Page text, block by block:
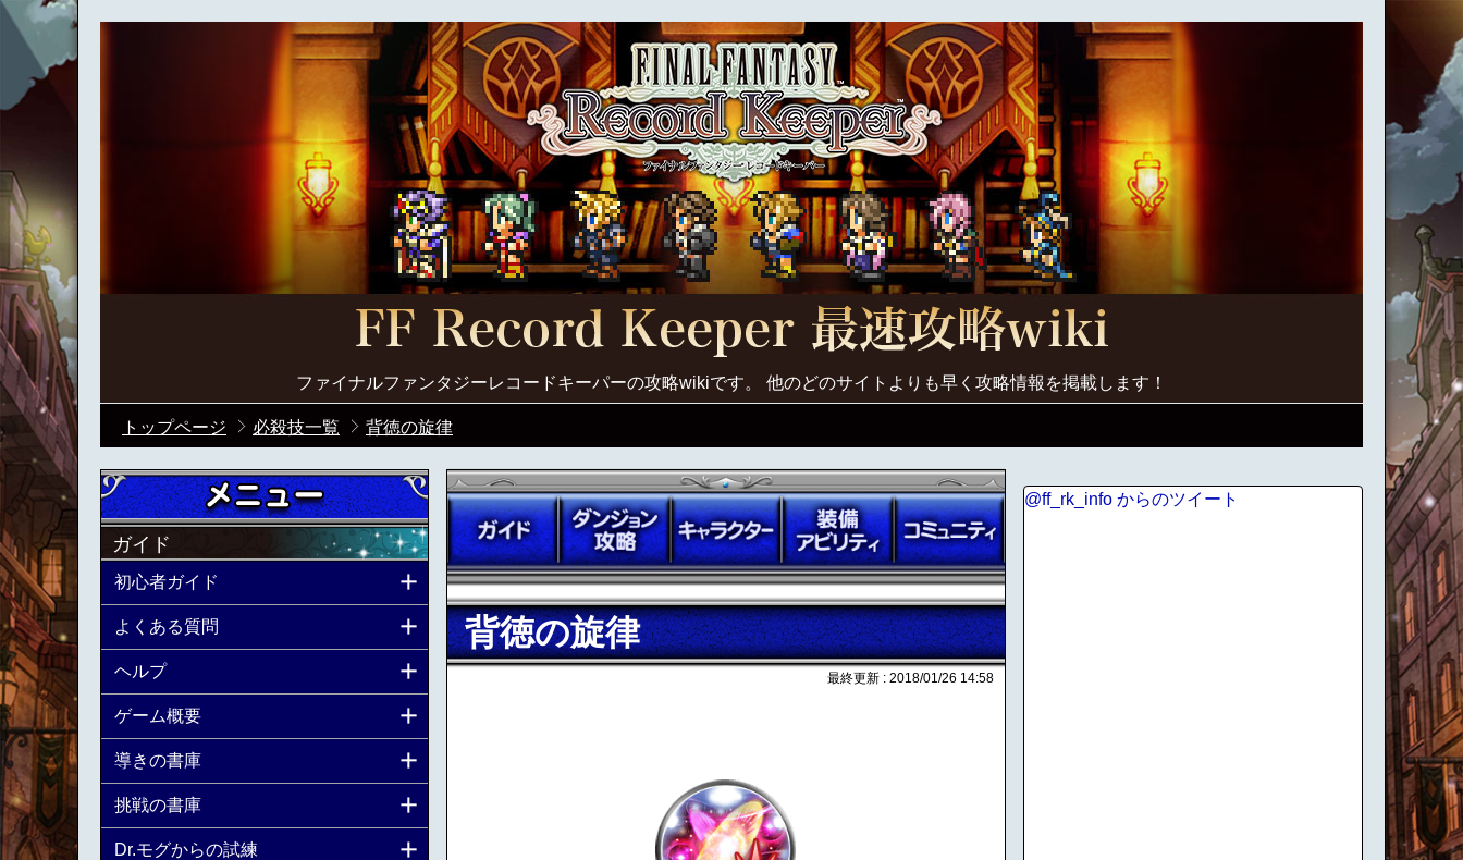
ファイナルファンタジーレコードキーパーの攻略wikiです。 他のどのサイトよりも早く攻略情報を掲載します！
トップページ 必殺技一覧 背徳の旋律
背徳の旋律
最終更新 : 2018/01/26 14:58
ガイド
初心者ガイド
よくある質問
ヘルプ
ゲーム概要
導きの書庫
挑戦の書庫
Dr.モグからの試練
@ff_rk_info からのツイート